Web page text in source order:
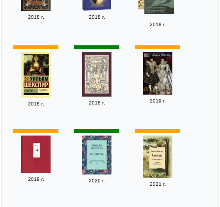
2018 г.
2018 г.
2018 г.
2018 г. 2018 г. 2019 г.
2019 г. 2020 г.
2021 г.